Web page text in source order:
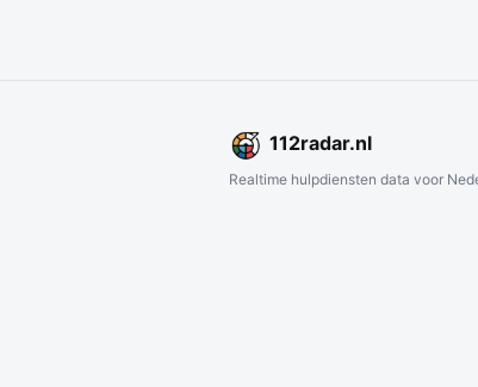
112radar.nl
Realtime hulpdiensten data voor